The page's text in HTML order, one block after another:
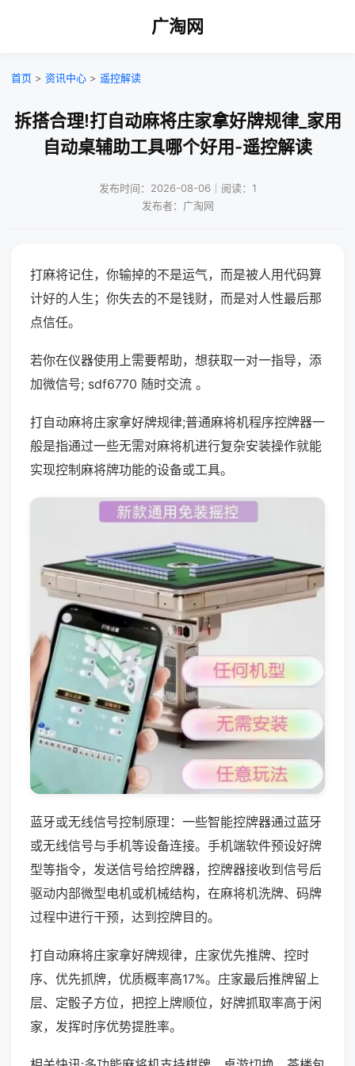
广淘网
首页 > 资讯中心 > 遥控解读
拆搭合理!打自动麻将庄家拿好牌规律_家用
自动桌辅助工具哪个好用-遥控解读
发布时间：2026-08-06｜阅读：1
发布者：广淘网
打麻将记住，你输掉的不是运气，而是被人用代码算
计好的人生；你失去的不是钱财，而是对人性最后那
点信任。
若你在仪器使用上需要帮助，想获取一对一指导，添
加微信号; sdf6770 随时交流 。
打自动麻将庄家拿好牌规律;普通麻将机程序控牌器一
般是指通过一些无需对麻将机进行复杂安装操作就能
实现控制麻将牌功能的设备或工具。
蓝牙或无线信号控制原理：一些智能控牌器通过蓝牙
或无线信号与手机等设备连接。手机端软件预设好牌
型等指令，发送信号给控牌器，控牌器接收到信号后
驱动内部微型电机或机械结构，在麻将机洗牌、码牌
过程中进行干预，达到控牌目的。
打自动麻将庄家拿好牌规律，庄家优先推牌、控时
序、优先抓牌，优质概率高17%。庄家最后推牌留上
层、定骰子方位，把控上牌顺位，好牌抓取率高于闲
家，发挥时序优势提胜率。